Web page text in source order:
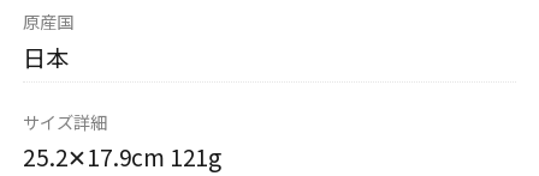
原産国
日本
サイズ詳細
25.2✕17.9cm 121g